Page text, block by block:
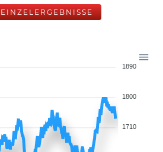
EINZELERGEBNISSE
1890
1800
1710